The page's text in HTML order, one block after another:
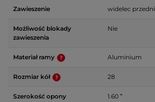
Zawieszenie widelec przedni
Możliwość blokady
zawieszenia
Nie
Materiał ramy Aluminium
Rozmiar kół 28
Szerokość opony 1.60 ʺ